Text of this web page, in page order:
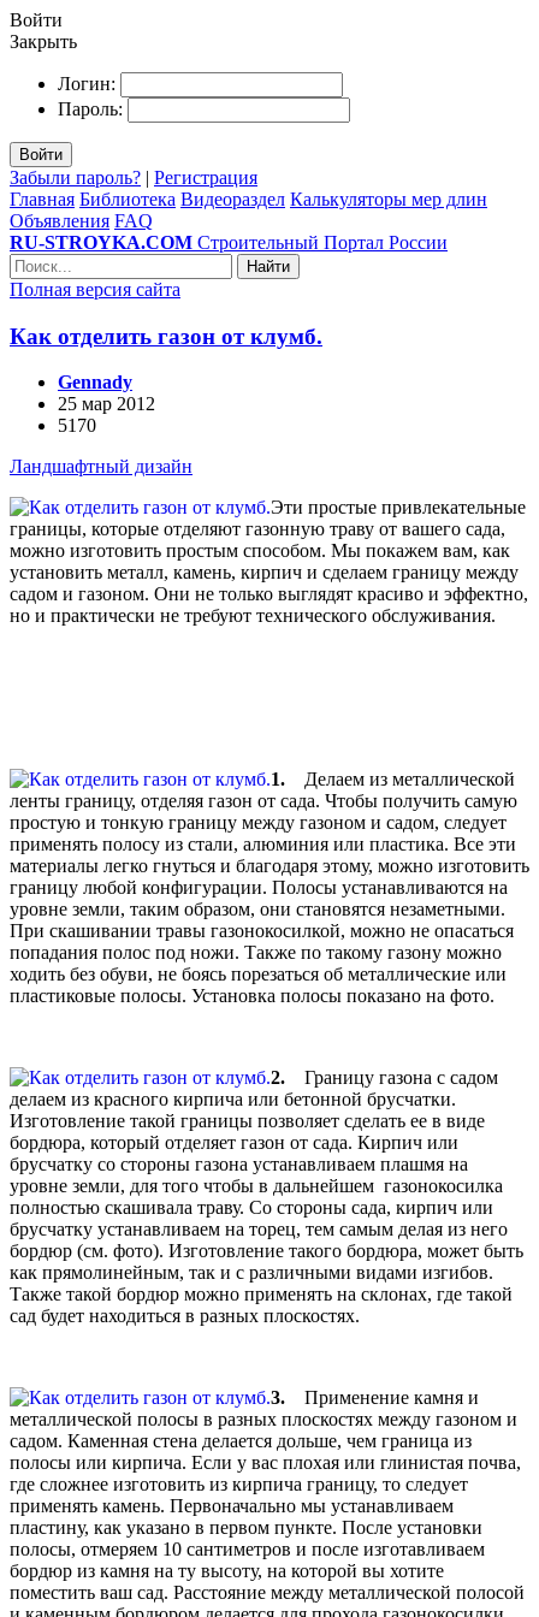
Войти
Закрыть
Логин:
Пароль:
Войти
Забыли пароль? | Регистрация
Главная Библиотека Видеораздел Калькуляторы мер длин
Объявления FAQ
RU-STROYKA.COM Строительный Портал России
Найти
Полная версия сайта
Как отделить газон от клумб.
Gennady
25 мар 2012
5170
Ландшафтный дизайн
Эти простые привлекательные
границы, которые отделяют газонную траву от вашего сада,
можно изготовить простым способом. Мы покажем вам, как
установить металл, камень, кирпич и сделаем границу между
садом и газоном. Они не только выглядят красиво и эффектно,
но и практически не требуют технического обслуживания.
1.
Делаем из металлической
ленты границу, отделяя газон от сада. Чтобы получить самую
простую и тонкую границу между газоном и садом, следует
применять полосу из стали, алюминия или пластика. Все эти
материалы легко гнуться и благодаря этому, можно изготовить
границу любой конфигурации. Полосы устанавливаются на
уровне земли, таким образом, они становятся незаметными.
При скашивании травы газонокосилкой, можно не опасаться
попадания полос под ножи. Также по такому газону можно
ходить без обуви, не боясь порезаться об металлические или
пластиковые полосы. Установка полосы показано на фото.
2. Границу газона с садом
делаем из красного кирпича или бетонной брусчатки.
Изготовление такой границы позволяет сделать ее в виде
бордюра, который отделяет газон от сада. Кирпич или
брусчатку со стороны газона устанавливаем плашмя на
уровне земли, для того чтобы в дальнейшем газонокосилка
полностью скашивала траву. Со стороны сада, кирпич или
брусчатку устанавливаем на торец, тем самым делая из него
бордюр (см. фото). Изготовление такого бордюра, может быть
как прямолинейным, так и с различными видами изгибов.
Также такой бордюр можно применять на склонах, где такой
сад будет находиться в разных плоскостях.
3. Применение камня и
металлической полосы в разных плоскостях между газоном и
садом. Каменная стена делается дольше, чем граница из
полосы или кирпича. Если у вас плохая или глинистая почва,
где сложнее изготовить из кирпича границу, то следует
применять камень. Первоначально мы устанавливаем
пластину, как указано в первом пункте. После установки
полосы, отмеряем 10 сантиметров и после изготавливаем
бордюр из камня на ту высоту, на которой вы хотите
поместить ваш сад. Расстояние между металлической полосой